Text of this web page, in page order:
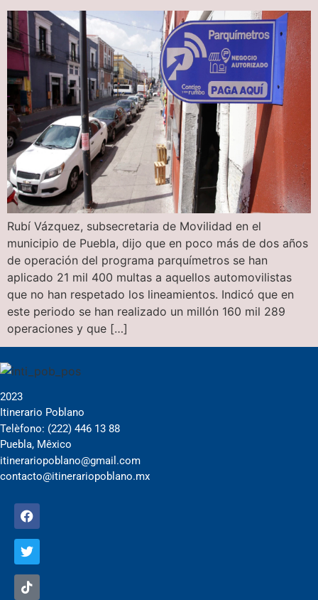
Rubí Vázquez, subsecretaria de Movilidad en el
municipio de Puebla, dijo que en poco más de dos años
de operación del programa parquímetros se han
aplicado 21 mil 400 multas a aquellos automovilistas
que no han respetado los lineamientos. Indicó que en
este periodo se han realizado un millón 160 mil 289
operaciones y que […]
2023
Itinerario Poblano
Telèfono: (222) 446 13 88
Puebla, Mêxico
itinerariopoblano@gmail.com
contacto@itinerariopoblano.mx